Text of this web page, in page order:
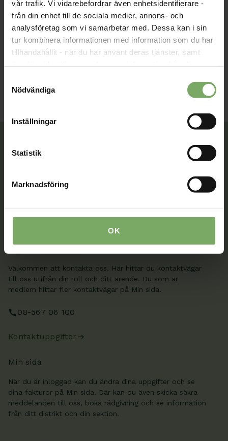
vår trafik. Vi vidarebefordrar även enhetsidentifierare -
från din enhet till de sociala medier, annons- och
analysföretag som vi samarbetar med. Dessa kan i sin
tur kombinera informationen med information som du har
tillhandahållit - när du har använt deras tjänster, samt
området. Du godkänner våra cookies vid fortsatt
Nödvändiga
Inställningar
Statistik
Marknadsföring
OK
Arrangör: Svensk Chefsförening
Välkommen att kontakta oss. Här hittar du kontaktvägar
till oss utifrån din roll och ditt ärende. Du som är
medlem hittar fler kontaktvägar på Min sida.
08-567 06 100
Kontaktuppgifter
Min sida
När du är inloggad kan du ändra dina uppgifter och se
dina fakturor på Min sida. Där kan du även skicka säkra
meddelanden till oss, boka rådgivning och se information
från ditt distrikt och din sektion.